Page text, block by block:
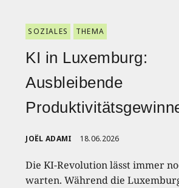
SOZIALES THEMA
KI in Luxemburg:
Ausbleibende
JOËL ADAMI 18.06.2026
Die KI-Revolution lässt immer
warten. Während die